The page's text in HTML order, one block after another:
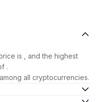
is , and the highest
.
all cryptocurrencies.